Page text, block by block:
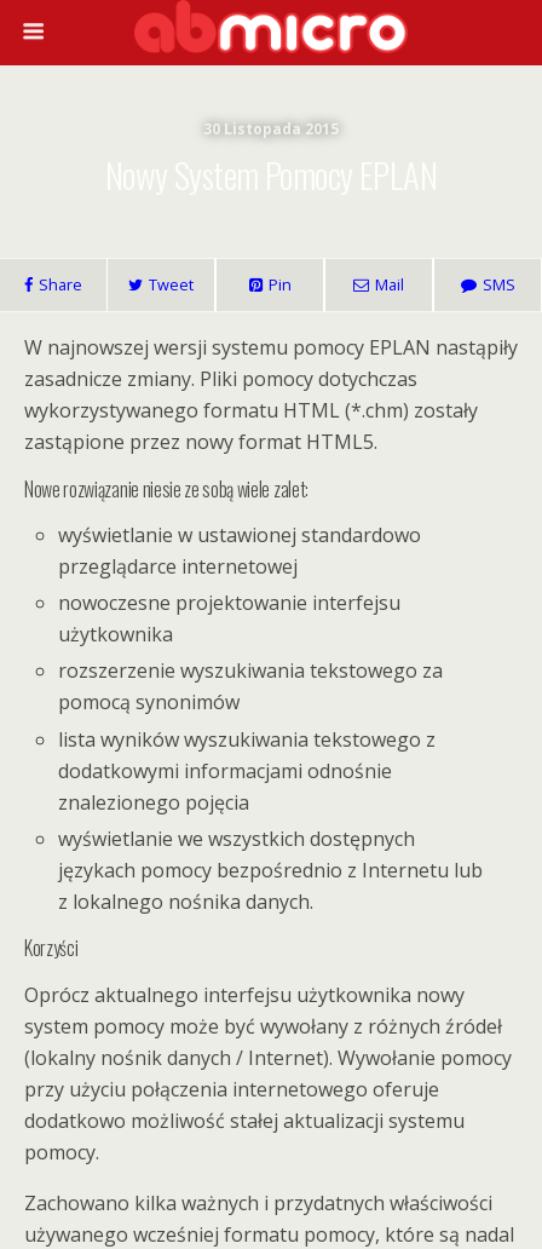
30 Listopada 2015
Share Tweet Pin Mail SMS
W najnowszej wersji systemu pomocy EPLAN nastąpiły
zasadnicze zmiany. Pliki pomocy dotychczas
wykorzystywanego formatu HTML (*.chm) zostały
zastąpione przez nowy format HTML5.
Nowe rozwiązanie niesie ze sobą wiele zalet:
wyświetlanie w ustawionej standardowo
przeglądarce internetowej
nowoczesne projektowanie interfejsu
użytkownika
rozszerzenie wyszukiwania tekstowego za
pomocą synonimów
lista wyników wyszukiwania tekstowego z
dodatkowymi informacjami odnośnie
znalezionego pojęcia
wyświetlanie we wszystkich dostępnych
językach pomocy bezpośrednio z Internetu lub
z lokalnego nośnika danych.
Korzyści
Oprócz aktualnego interfejsu użytkownika nowy
system pomocy może być wywołany z różnych źródeł
(lokalny nośnik danych / Internet). Wywołanie pomocy
przy użyciu połączenia internetowego oferuje
dodatkowo możliwość stałej aktualizacji systemu
pomocy.
Zachowano kilka ważnych i przydatnych właściwości
używanego wcześniej formatu pomocy, które są nadal